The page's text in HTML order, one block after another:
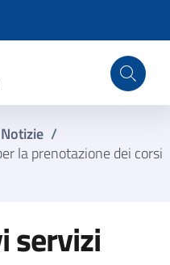
Campania
Notizie /
la prenotazione dei corsi
servizi